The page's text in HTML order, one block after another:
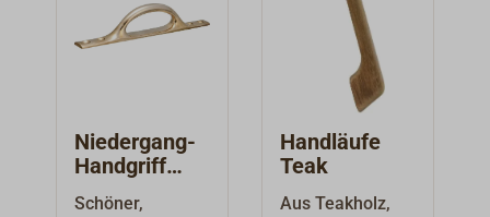
Niedergang-
Handgriff
Messing
Schöner,
Handläufe
Teak
Aus Teakholz,